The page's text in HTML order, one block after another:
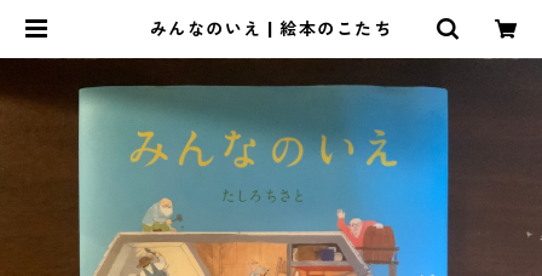
みんなのいえ | 絵本のこたち